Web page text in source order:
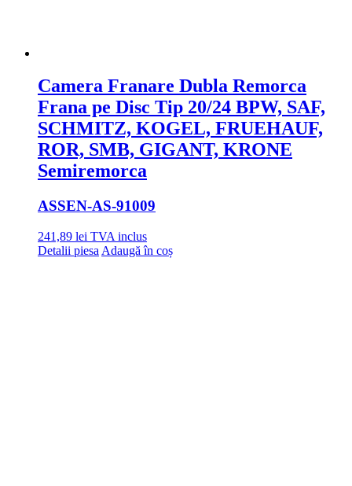
Camera Franare Dubla Remorca
Frana pe Disc Tip 20/24 BPW, SAF,
SCHMITZ, KOGEL, FRUEHAUF,
ROR, SMB, GIGANT, KRONE
Semiremorca
ASSEN-AS-91009
241,89 lei TVA inclus
Detalii piesa Adaugă în coș